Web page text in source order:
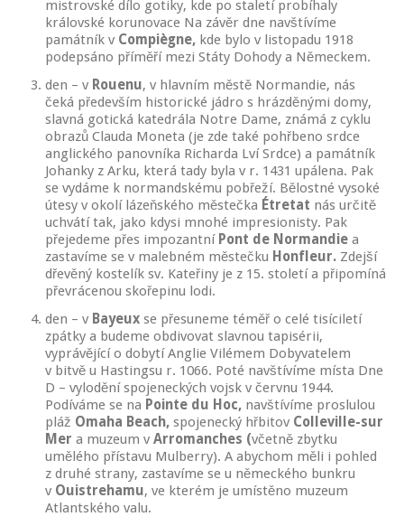
mistrovské dílo gotiky, kde po staletí probíhaly
královské korunovace Na závěr dne navštívíme
památník v Compiègne, kde bylo v listopadu 1918
podepsáno příměří mezi Státy Dohody a Německem.
den – v Rouenu, v hlavním městě Normandie, nás
čeká především historické jádro s hrázděnými domy,
slavná gotická katedrála Notre Dame, známá z cyklu
obrazů Clauda Moneta (je zde také pohřbeno srdce
anglického panovníka Richarda Lví Srdce) a památník
Johanky z Arku, která tady byla v r. 1431 upálena. Pak
se vydáme k normandskému pobřeží. Bělostné vysoké
útesy v okolí lázeňského městečka Étretat nás určitě
uchvátí tak, jako kdysi mnohé impresionisty. Pak
přejedeme přes impozantní Pont de Normandie a
zastavíme se v malebném městečku Honfleur. Zdejší
dřevěný kostelík sv. Kateřiny je z 15. století a připomíná
převrácenou skořepinu lodi.
den – v Bayeux se přesuneme téměř o celé tisíciletí
zpátky a budeme obdivovat slavnou tapisérii,
vyprávějící o dobytí Anglie Vilémem Dobyvatelem
v bitvě u Hastingsu r. 1066. Poté navštívíme místa Dne
D – vylodění spojeneckých vojsk v červnu 1944.
Podíváme se na Pointe du Hoc, navštívíme proslulou
pláž Omaha Beach, spojenecký hřbitov Colleville-sur
Mer a muzeum v Arromanches (včetně zbytku
umělého přístavu Mulberry). A abychom měli i pohled
z druhé strany, zastavíme se u německého bunkru
v Ouistrehamu, ve kterém je umístěno muzeum
Atlantského valu.